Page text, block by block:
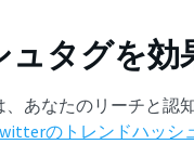
ュタグを効
あなたのリーチと認
のトレンドハッシ